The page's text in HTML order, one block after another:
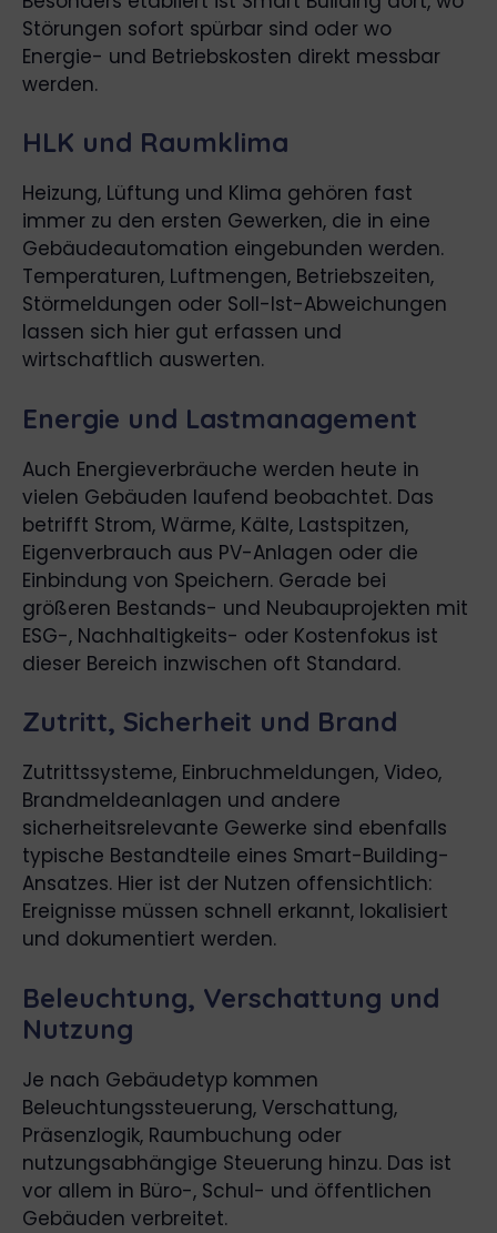
Störungen sofort spürbar sind oder wo
Energie- und Betriebskosten direkt messbar
werden.
HLK und Raumklima
Heizung, Lüftung und Klima gehören fast
immer zu den ersten Gewerken, die in eine
Gebäudeautomation eingebunden werden.
Temperaturen, Luftmengen, Betriebszeiten,
Störmeldungen oder Soll-Ist-Abweichungen
lassen sich hier gut erfassen und
wirtschaftlich auswerten.
Energie und Lastmanagement
Auch Energieverbräuche werden heute in
vielen Gebäuden laufend beobachtet. Das
betrifft Strom, Wärme, Kälte, Lastspitzen,
Eigenverbrauch aus PV-Anlagen oder die
Einbindung von Speichern. Gerade bei
größeren Bestands- und Neubauprojekten mit
ESG-, Nachhaltigkeits- oder Kostenfokus ist
dieser Bereich inzwischen oft Standard.
Zutritt, Sicherheit und Brand
Zutrittssysteme, Einbruchmeldungen, Video,
Brandmeldeanlagen und andere
sicherheitsrelevante Gewerke sind ebenfalls
typische Bestandteile eines Smart-Building-
Ansatzes. Hier ist der Nutzen offensichtlich:
Ereignisse müssen schnell erkannt, lokalisiert
und dokumentiert werden.
Beleuchtung, Verschattung und
Nutzung
Je nach Gebäudetyp kommen
Beleuchtungssteuerung, Verschattung,
Präsenzlogik, Raumbuchung oder
nutzungsabhängige Steuerung hinzu. Das ist
vor allem in Büro-, Schul- und öffentlichen
Gebäuden verbreitet.